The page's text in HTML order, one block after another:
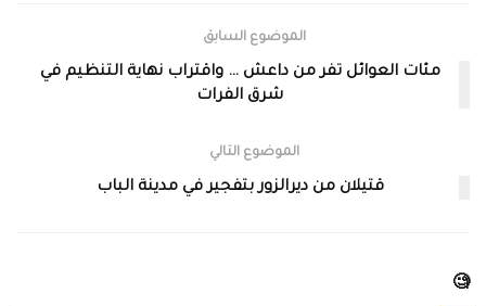
الموضوع السابق
مئات العوائل تفر من داعش … واقتراب نهاية التنظيم في
شرق الفرات
الموضوع التالي
قتيلان من ديرالزور بتفجير في مدينة الباب
🧐